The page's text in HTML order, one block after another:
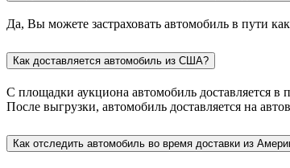
Да, Вы можете застраховать автомобиль в пути
Как доставляется автомобиль из США?
С площадки аукциона автомобиль доставляется в
После выгрузки, автомобиль доставляется на
Как отследить автомобиль во время доставки из